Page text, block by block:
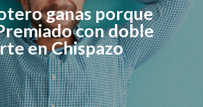
ganas porque
con doble
en Chispazo